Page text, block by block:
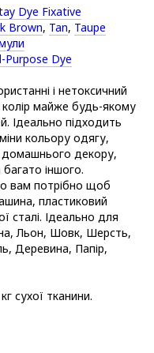
Dye Fixative
Brown, Tan, Taupe
Purpose Dye
і нетоксичний
майже будь-якому
Ідеально підходить
кольору одягу,
домашнього декору,
іншого.
вам потрібно щоб
пластиковий
сталі. Ідеально для
Льон, Шовк, Шерсть,
Деревина, Папір,
сухої тканини.